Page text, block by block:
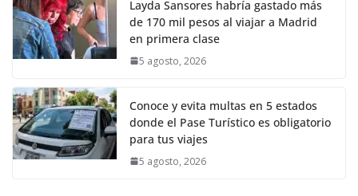
Layda Sansores habría gastado más
de 170 mil pesos al viajar a Madrid
en primera clase
5 agosto, 2026
Conoce y evita multas en 5 estados
donde el Pase Turístico es obligatorio
para tus viajes
5 agosto, 2026